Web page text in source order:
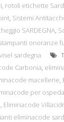
rotoli etichette
Sistemi
SARDEGNA
onoranze
visel sardegna
Carbonia
macellerie
per
Eliminacode
eliminacode